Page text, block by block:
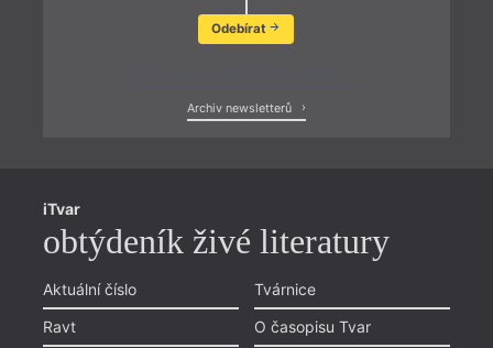
Odebírat
Archiv newsletterů
iTvar
obtýdeník živé literatury
Aktuální číslo
Ravt
Tvárnice
O časopisu Tvar